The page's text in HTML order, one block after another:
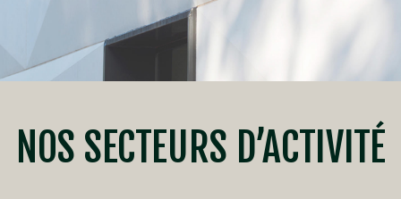
NOS SECTEURS D’ACTIVITÉ